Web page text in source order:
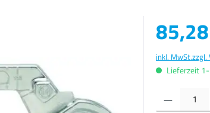
Verkaufspreis:
inkl. MwSt.zzgl.
Lieferzeit
Produkt Anzahl: